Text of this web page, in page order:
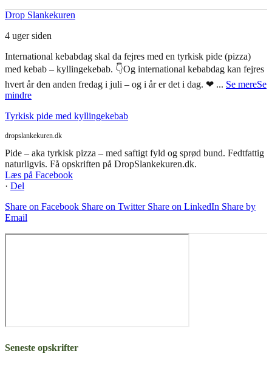
Drop Slankekuren
4 uger siden
International kebabdag skal da fejres med en tyrkisk pide (pizza)
med kebab – kyllingekebab. 👇Og international kebabdag kan fejres
hvert år den anden fredag i juli – og i år er det i dag. ❤ ... Se mereSe
mindre
Tyrkisk pide med kyllingekebab
dropslankekuren.dk
Pide – aka tyrkisk pizza – med saftigt fyld og sprød bund. Fedtfattig
naturligvis. Få opskriften på DropSlankekuren.dk.
Læs på Facebook
· Del
Share on Facebook Share on Twitter Share on LinkedIn Share by
Email
Seneste opskrifter